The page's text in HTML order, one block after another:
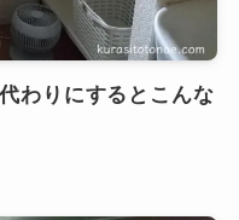
わりにするとこんな